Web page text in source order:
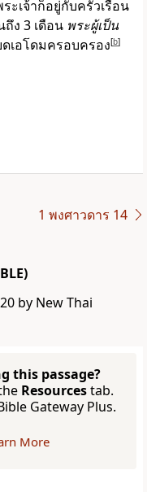
ะเจ้าก็อยู่กับครัวเรือน
ง 3 เดือน พระผู้เป็น
เอโดมครอบครอง[b]
1 พงศาวดาร 14
by New Thai
this passage?
Resourcestab.
Gateway Plus.
More